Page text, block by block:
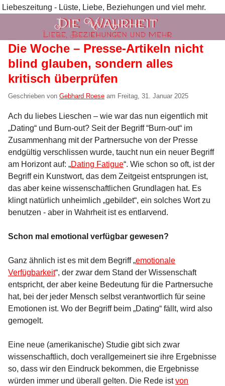
Liebeszeitung - Lüste, Liebe, Beziehungen und viel mehr.
Die Woche – Presse-Artikeln nicht
blind glauben, sondern alles
kritisch überprüfen
Geschrieben von Gebhard Roese am Freitag, 31. Januar 2025
Ach du liebes Lieschen – wie war das nun eigentlich mit
„Dating“ und Burn-out? Seit der Begriff “Burn-out“ im
Zusammenhang mit der Partnersuche von der Presse
endgültig verschlissen wurde, taucht nun ein neuer Begriff
am Horizont auf: „Dating Fatigue“. Wie schon so oft, ist der
Begriff ein Kunstwort, das dem Zeitgeist entsprungen ist,
das aber keine wissenschaftlichen Grundlagen hat. Es
klingt natürlich unheimlich „gebildet“, ein solches Wort zu
benutzen - aber in Wahrheit ist es entlarvend.
Schon mal emotional verfügbar gewesen?
Ganz ähnlich ist es mit dem Begriff „emotionale
Verfügbarkeit“, der zwar dem Stand der Wissenschaft
entspricht, der aber keine Bedeutung für die Partnersuche
hat, bei der jeder Mensch selbst verantwortlich für seine
Emotionen ist. Wo der Begriff beim „Dating“ fällt, wird also
gemogelt.
Eine neue (amerikanische) Studie gibt sich zwar
wissenschaftlich, doch verallgemeinert sie ihre Ergebnisse
so, dass wir den Eindruck bekommen, die Ergebnisse
würden immer und überall gelten. Die Rede istvon